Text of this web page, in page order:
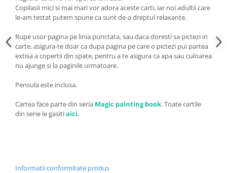
Copilasii mici si mai mari vor adora aceste carti, iar noi adultii care
le-am testat putem spune ca sunt de-a dreptul relaxante.
Rupe usor pagina pe linia punctata, sau daca doresti sa pictezi in
carte, asigura-te doar ca dupa pagina pe care o pictezi pui partea
extisa a copertii din spate, pentru a te asigura ca apa sau culoarea
nu ajunge si la paginile urmatoare.
Pensula este inclusa.
Cartea face parte din seria Magic painting book. Toate cartile
din serie le gasitiaici.
Informatii conformitate produs